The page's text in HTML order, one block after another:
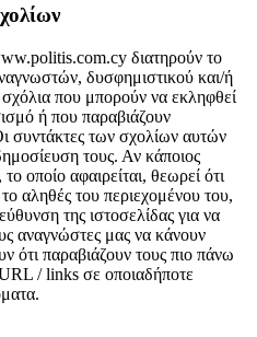
διατηρούν το
δυσφημιστικού και/ή
που μπορούν να εκληφθεί
ή που παραβιάζουν
συντάκτες των σχολίων αυτών
τους. Αν κάποιος
οποίο αφαιρείται, θεωρεί ότι
αληθές του περιεχομένου του,
της ιστοσελίδας για να
αναγνώστες μας να κάνουν
ότι παραβιάζουν τους πιο πάνω
/ links σε οποιαδήποτε